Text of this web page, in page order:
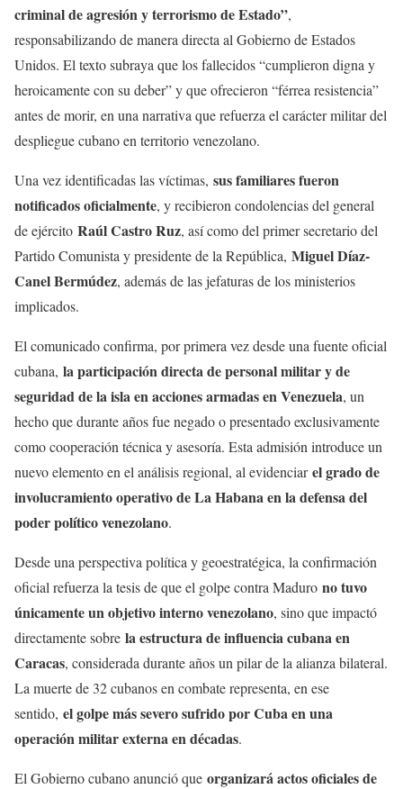
criminal de agresión y terrorismo de Estado”,
responsabilizando de manera directa al Gobierno de Estados
Unidos. El texto subraya que los fallecidos “cumplieron digna y
heroicamente con su deber” y que ofrecieron “férrea resistencia”
antes de morir, en una narrativa que refuerza el carácter militar del
despliegue cubano en territorio venezolano.
Una vez identificadas las víctimas, sus familiares fueron
notificados oficialmente, y recibieron condolencias del general
de ejército Raúl Castro Ruz, así como del primer secretario del
Partido Comunista y presidente de la República, Miguel Díaz-
Canel Bermúdez, además de las jefaturas de los ministerios
implicados.
El comunicado confirma, por primera vez desde una fuente oficial
cubana, la participación directa de personal militar y de
seguridad de la isla en acciones armadas en Venezuela, un
hecho que durante años fue negado o presentado exclusivamente
como cooperación técnica y asesoría. Esta admisión introduce un
nuevo elemento en el análisis regional, al evidenciarel grado de
involucramiento operativo de La Habana en la defensa del
poder político venezolano.
Desde una perspectiva política y geoestratégica, la confirmación
oficial refuerza la tesis de que el golpe contra Maduro no tuvo
únicamente un objetivo interno venezolano, sino que impactó
directamente sobre la estructura de influencia cubana en
Caracas, considerada durante años un pilar de la alianza bilateral.
La muerte de 32 cubanos en combate representa, en ese
sentido, el golpe más severo sufrido por Cuba en una
operación militar externa en décadas.
El Gobierno cubano anunció que organizará actos oficiales de